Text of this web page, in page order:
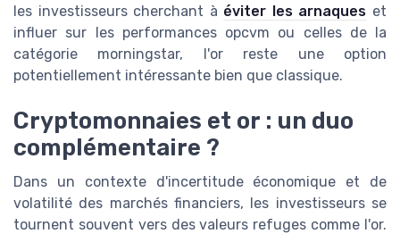
les investisseurs cherchant à éviter les arnaques et
influer sur les performances opcvm ou celles de la
catégorie morningstar, l'or reste une option
potentiellement intéressante bien que classique.
Cryptomonnaies et or : un duo
complémentaire ?
Dans un contexte d'incertitude économique et de
volatilité des marchés financiers, les investisseurs se
tournent souvent vers des valeurs refuges comme l'or.